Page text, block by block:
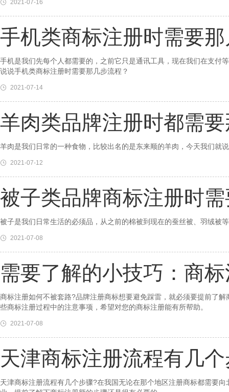
2021-07-16
手机类商标注册时需要
手机是我们先每个人都需要的，之前它只是通讯工具，现在我们在支付
说说手机类商标注册时需要那几步流程？
2021-07-14
羊肉类品牌注册时都需
羊肉是我们日常的一种食物，比较出名的是东来顺的羊肉，今天我们就
2021-07-12
被子类品牌商标注册时
被子是我们日常生活的必须品，从之前的棉被到现在的蚕丝被、羽绒被
2021-07-08
需要了解的小技巧：商
商标注册如何不被套路?品牌注册商标想要避免踩雷，就必须要提前了
些商标注册过程中的注意事项，希望对您的商标注册能有所帮助。
2021-07-08
天津商标注册流程有几
天津商标注册流程有几个步骤?在我国无论在那个地区注册商标都需要